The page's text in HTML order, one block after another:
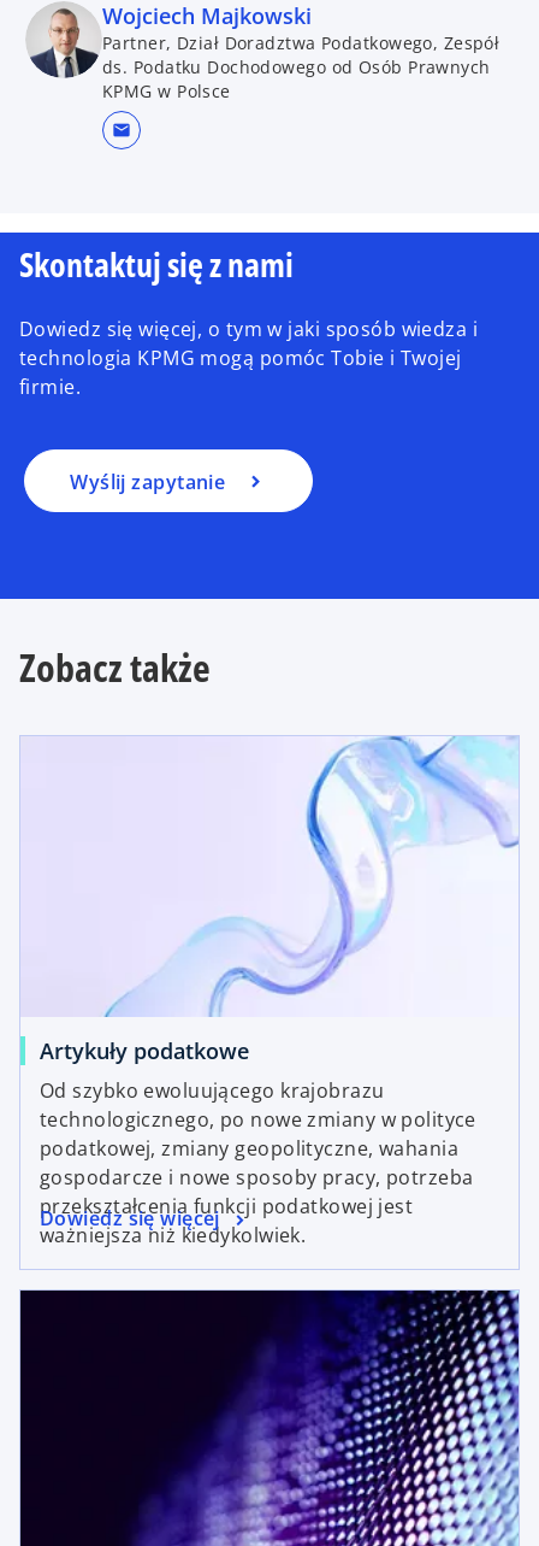
Wojciech Majkowski
Partner, Dział Doradztwa Podatkowego, Zespół
ds. Podatku Dochodowego od Osób Prawnych
KPMG w Polsce
mail
Skontaktuj się z nami
Dowiedz się więcej, o tym w jaki sposób wiedza i
technologia KPMG mogą pomóc Tobie i Twojej
firmie.
Wyślij zapytanie
Zobacz także
Artykuły podatkowe
Od szybko ewoluującego krajobrazu
technologicznego, po nowe zmiany w polityce
podatkowej, zmiany geopolityczne, wahania
gospodarcze i nowe sposoby pracy, potrzeba
przekształcenia funkcji podatkowej jest
ważniejsza niż kiedykolwiek.
Dowiedz się więcej